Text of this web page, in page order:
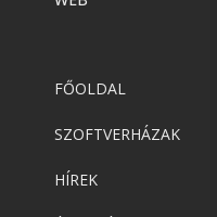
FŐOLDAL
SZOFTVERHÁZAK
HÍREK